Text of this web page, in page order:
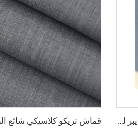
تاجر الجملة قماش ثوب عربي رخيص الميكرو فايبر للرجال، قماش بوليستر مشغول، تويبو قماش قميص ثوب عربي